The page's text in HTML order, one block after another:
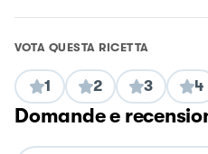
VOTA QUESTA RICETTA
1 2 3 4
Domande e